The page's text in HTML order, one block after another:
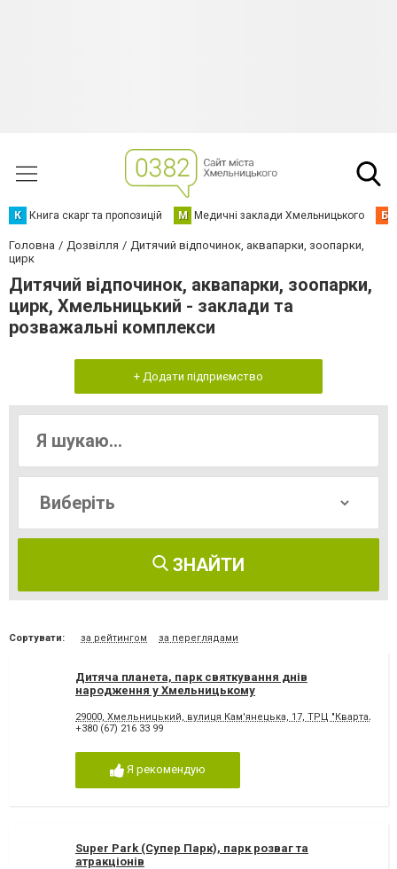
К Книга скарг та пропозицій М Медичні заклади Хмельницького Б
Головна Дозвілля
Дитячий відпочинок, аквапарки, зоопарки,
цирк
Дитячий відпочинок, аквапарки, зоопарки,
цирк, Хмельницький - заклади та
розважальні комплекси
+ Додати підприємство
ЗНАЙТИ
Сортувати: за рейтингом за переглядами
Дитяча планета, парк святкування днів
народження у Хмельницькому
29000, Хмельницький, вулиця Кам'янецька, 17, ТРЦ "Квартал"
+380 (67) 216 33 99
Я рекомендую
Super Park (Супер Парк), парк розваг та
атракціонів